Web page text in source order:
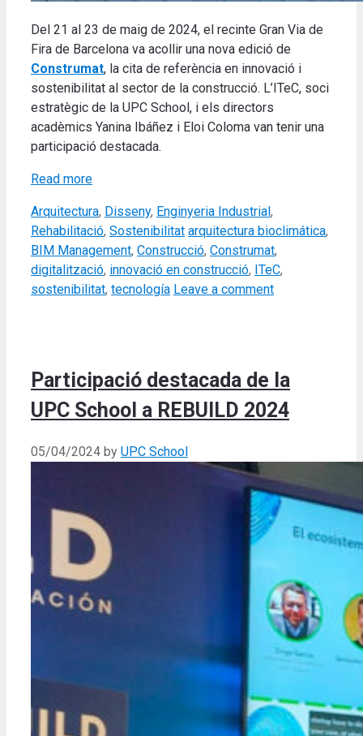
Del 21 al 23 de maig de 2024, el recinte Gran Via de
Fira de Barcelona va acollir una nova edició de
Construmat, l a cita de referència en innovació i
sostenibilitat al sector de la construcció. L’ITeC, soci
estratègic de la UPC School, i els directors
acadèmics Yanina Ibáñez i Eloi Coloma van tenir una
participació destacada.
Read more
Categories
Arquitectura, Disseny, Enginyeria Industrial ,
Rehabilitació, Sostenibilitat Tags
arquitectura bioclimática,
BIM Management, Construcció, Construmat,
digitalització, innovació en construcció, ITeC,
sostenibilitat, tecnología Leave a comment
Participació destacada de la
UPC School a REBUILD 2024
05/04/2024 by UPC School